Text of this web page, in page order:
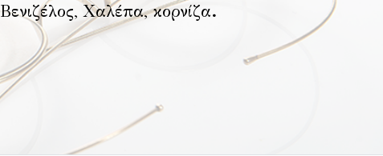
Βενιζέλος, Χαλέπα, κορνίζα.